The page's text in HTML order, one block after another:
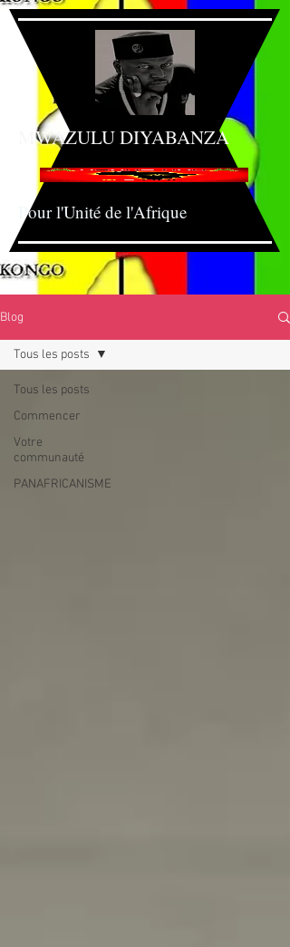
MWAZULU DIYABANZA
Pour l'Unité de l'Afrique
Blog
Tous les posts
Commencer
Votre
communauté
PANAFRICANISME
Tous les posts